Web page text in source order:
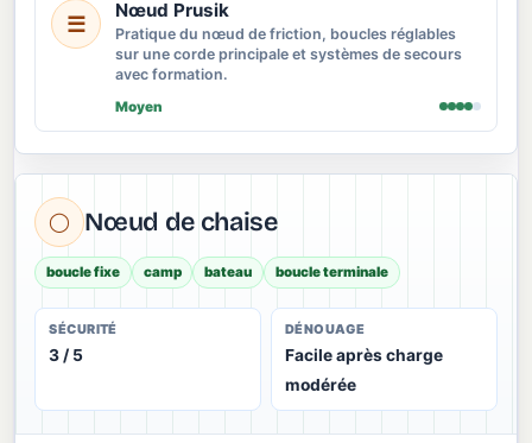
☰
Nœud Prusik
Pratique du nœud de friction, boucles réglables
sur une corde principale et systèmes de secours
avec formation.
Moyen
◯ Nœud de chaise
boucle fixe camp bateau boucle terminale
SÉCURITÉ
3 / 5
DÉNOUAGE
Facile après charge
modérée